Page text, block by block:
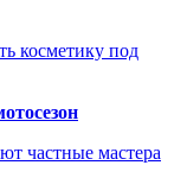
косметику под
частные мастера